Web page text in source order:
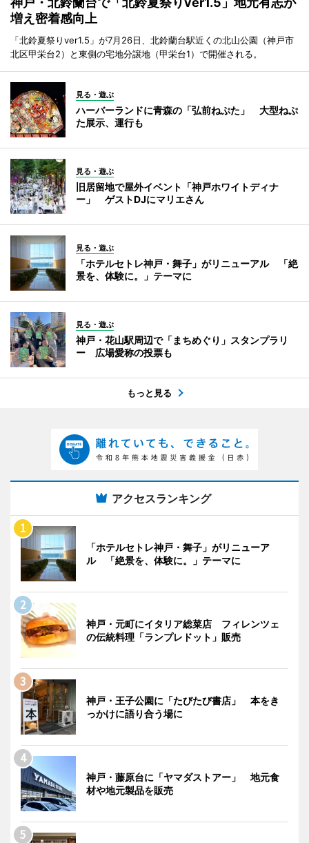
増え密着感向上
「北鈴夏祭りver1.5」が7月26日、北鈴蘭台駅近くの北山公園（神戸市
北区甲栄台2）と東側の宅地分譲地（甲栄台1）で開催される。
見る・遊ぶ
ハーバーランドに青森の「弘前ねぷた」 大型ねぷ
た展示、運行も
見る・遊ぶ
旧居留地で屋外イベント「神戸ホワイトディナ
ー」 ゲストDJにマリエさん
見る・遊ぶ
「ホテルセトレ神戸・舞子」がリニューアル 「絶
景を、体験に。」テーマに
見る・遊ぶ
神戸・花山駅周辺で「まちめぐり」スタンプラリ
ー 広場愛称の投票も
もっと見る
アクセスランキング
「ホテルセトレ神戸・舞子」がリニューア
ル 「絶景を、体験に。」テーマに
神戸・元町にイタリア総菜店 フィレンツェ
の伝統料理「ランプレドット」販売
神戸・王子公園に「たびたび書店」 本をき
っかけに語り合う場に
神戸・藤原台に「ヤマダストアー」 地元食
材や地元製品を販売